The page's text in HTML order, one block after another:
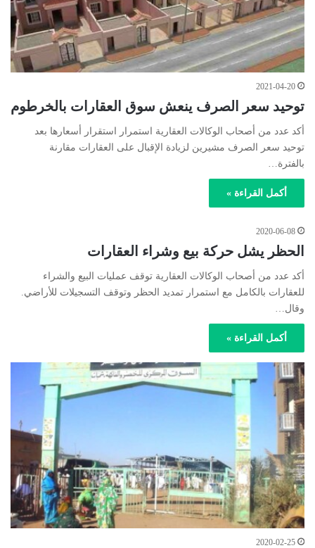
2021-04-20
توحيد سعر الصرف ينعش سوق العقارات بالخرطوم
أكد عدد من أصحاب الوكالات العقارية استمرار استقرار أسعارها بعد
توحيد سعر الصرف مشيرين لزيادة الإقبال على العقارات مقارنة
بالفترة…
أكمل القراءة »
2020-06-08
الحظر يشل حركة بيع وشراء العقارات
أكد عدد من أصحاب الوكالات العقارية توقف عمليات البيع والشراء
للعقارات بالكامل مع استمرار تمديد الحظر وتوقف التسجيلات للأراضي.
وقال…
أكمل القراءة »
2020-02-25